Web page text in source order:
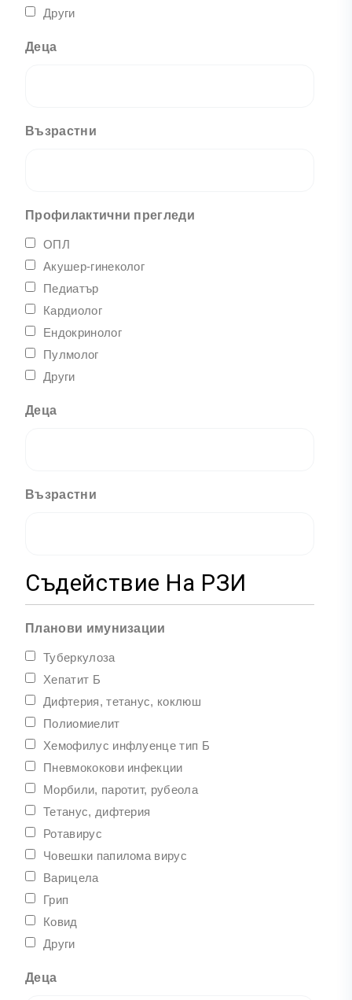
Други
Деца
Възрастни
Профилактични прегледи
ОПЛ
Акушер-гинеколог
Педиатър
Кардиолог
Ендокринолог
Пулмолог
Други
Деца
Възрастни
Съдействие На РЗИ
Планови имунизации
Туберкулоза
Хепатит Б
Дифтерия, тетанус, коклюш
Полиомиелит
Хемофилус инфлуенце тип Б
Пневмококови инфекции
Морбили, паротит, рубеола
Тетанус, дифтерия
Ротавирус
Човешки папилома вирус
Варицела
Грип
Ковид
Други
Деца